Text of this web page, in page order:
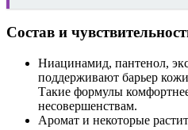
Состав и
Ниацинамид, пантенол,
поддерживают барьер
Такие формулы
несовершенствам.
Аромат и некоторые